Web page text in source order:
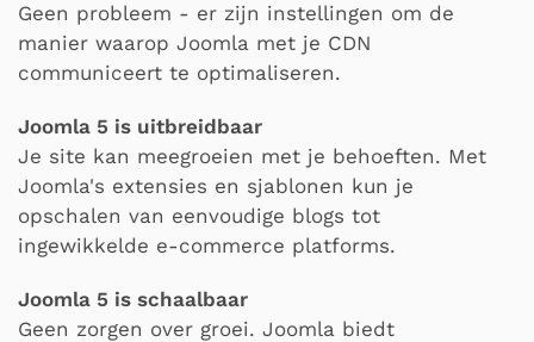
Geen probleem - er zijn instellingen om de
manier waarop Joomla met je CDN
communiceert te optimaliseren.
Joomla 5 is uitbreidbaar
Je site kan meegroeien met je behoeften. Met
Joomla's extensies en sjablonen kun je
opschalen van eenvoudige blogs tot
ingewikkelde e-commerce platforms.
Joomla 5 is schaalbaar
Geen zorgen over groei. Joomla biedt